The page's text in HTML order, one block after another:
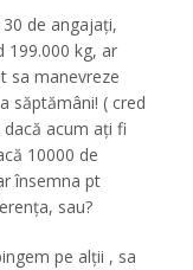
de angajați,
199.000 kg, ar
sa manevreze
săptămâni! ( cred
acum ați fi
10000 de
însemna pt
sau?
pe alții , sa